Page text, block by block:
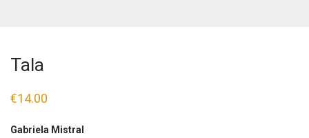
Tala
€14.00
Gabriela Mistral